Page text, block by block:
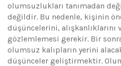
olumsuzlukları tanımadan
değildir. Bu nedenle, kişinin
düşüncelerini,
gözlemlemesi gerekir. Bir
olumsuz kalıpların yerini
düşünceler geliştirmektir.